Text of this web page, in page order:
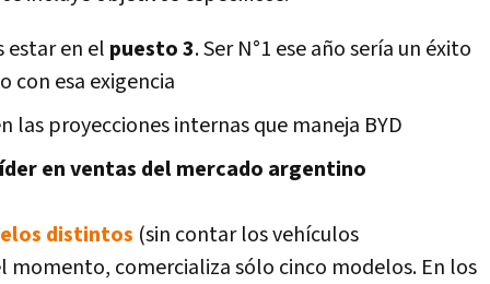
estar en el puesto 3. Ser N°1 ese año sería un éxito
con esa exigencia
proyecciones internas que maneja BYD
en ventas del mercado argentino
distintos (sin contar los vehículos
momento, comercializa sólo cinco modelos. En los